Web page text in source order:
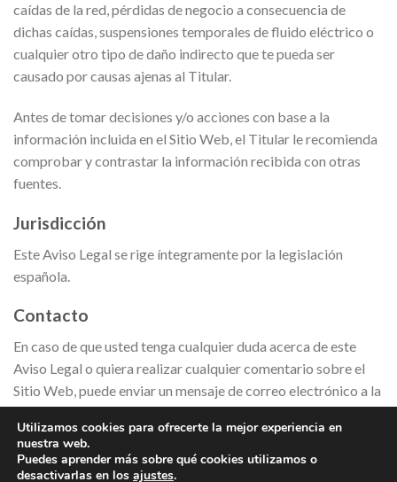
caídas de la red, pérdidas de negocio a consecuencia de
dichas caídas, suspensiones temporales de fluido eléctrico o
cualquier otro tipo de daño indirecto que te pueda ser
causado por causas ajenas al Titular.
Antes de tomar decisiones y/o acciones con base a la
información incluida en el Sitio Web, el Titular le recomienda
comprobar y contrastar la información recibida con otras
fuentes.
Jurisdicción
Este Aviso Legal se rige íntegramente por la legislación
española.
Contacto
En caso de que usted tenga cualquier duda acerca de este
Aviso Legal o quiera realizar cualquier comentario sobre el
Sitio Web, puede enviar un mensaje de correo electrónico a la
dirección: admin@lem-on.es
Utilizamos cookies para ofrecerte la mejor experiencia en
nuestra web.
Puedes aprender más sobre qué cookies utilizamos o
desactivarlas en los ajustes.